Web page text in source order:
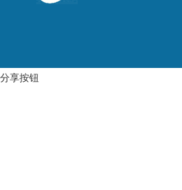
分享按钮